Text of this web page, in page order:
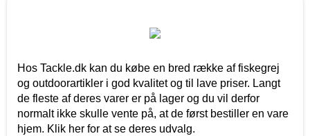
Hos Tackle.dk kan du købe en bred række af fiskegrej
og outdoorartikler i god kvalitet og til lave priser. Langt
de fleste af deres varer er på lager og du vil derfor
normalt ikke skulle vente på, at de først bestiller en vare
hjem. Klik her for at se deres udvalg.